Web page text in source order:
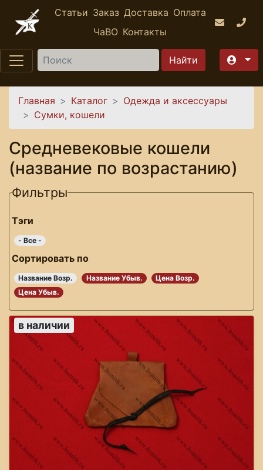
Перейти к основному содержанию
Статьи Заказ Доставка Оплата
ЧаВО Контакты
Найти
Вы здесь
Главная Каталог
Одежда и аксессуары
Сумки, кошели
Средневековые кошели
(название по возрастанию)
Фильтры
Тэги
- Все -
Сортировать по
Название Возр. Название Убыв.
Цена Возр.
Цена Убыв.
в наличии